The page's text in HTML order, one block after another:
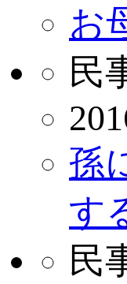
お
民
孫
す
民